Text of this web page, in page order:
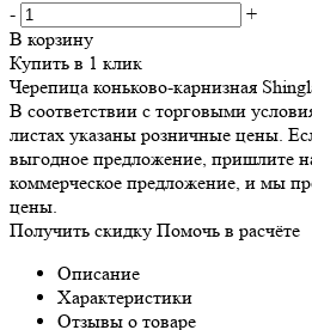
-
+
В корзину
Купить в 1 клик
Черепица коньково-карнизная
В соответствии с торговыми
листах указаны розничные цены.
выгодное предложение, пришлите
коммерческое предложение, и мы
цены.
Получить скидку Помочь в расчёте
Описание
Характеристики
Отзывы о товаре